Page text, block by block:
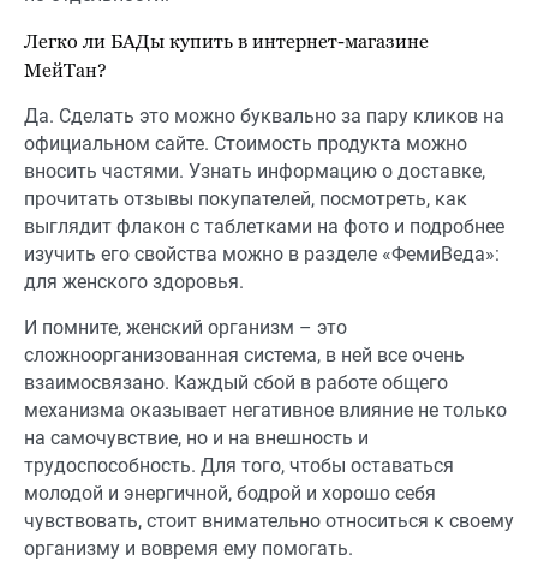
Легко ли БАДы купить в интернет-магазине
МейТан?
Да. Сделать это можно буквально за пару кликов на
официальном сайте. Стоимость продукта можно
вносить частями. Узнать информацию о доставке,
прочитать отзывы покупателей, посмотреть, как
выглядит флакон с таблетками на фото и подробнее
изучить его свойства можно в разделе «ФемиВеда»:
для женского здоровья.
И помните, женский организм – это
сложноорганизованная система, в ней все очень
взаимосвязано. Каждый сбой в работе общего
механизма оказывает негативное влияние не только
на самочувствие, но и на внешность и
трудоспособность. Для того, чтобы оставаться
молодой и энергичной, бодрой и хорошо себя
чувствовать, стоит внимательно относиться к своему
организму и вовремя ему помогать.